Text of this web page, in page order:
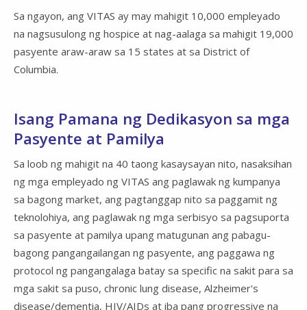
Sa ngayon, ang VITAS ay may mahigit 10,000 empleyado
na nagsusulong ng hospice at nag-aalaga sa mahigit 19,000
pasyente araw-araw sa 15 states at sa District of
Columbia.
Isang Pamana ng Dedikasyon sa mga
Pasyente at Pamilya
Sa loob ng mahigit na 40 taong kasaysayan nito, nasaksihan
ng mga empleyado ng VITAS ang paglawak ng kumpanya
sa bagong market, ang pagtanggap nito sa paggamit ng
teknolohiya, ang paglawak ng mga serbisyo sa pagsuporta
sa pasyente at pamilya upang matugunan ang pabagu-
bagong pangangailangan ng pasyente, ang paggawa ng
protocol ng pangangalaga batay sa specific na sakit para sa
mga sakit sa puso, chronic lung disease, Alzheimer's
disease/dementia, HIV/AIDs at iba pang progressive na